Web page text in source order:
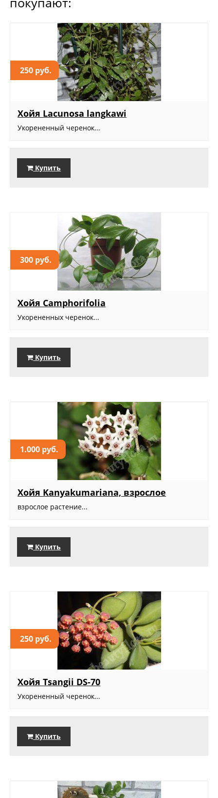
250 руб.
Хойя Lacunosa langkawi
Укорененный черенок...
Купить
300 руб.
Хойя Camphorifolia
Укорененных черенок...
Купить
1.000 руб.
Хойя Kanyakumariana, взрослое
взрослое растение...
Купить
250 руб.
Хойя Tsangii DS-70
Укорененный черенок...
Купить